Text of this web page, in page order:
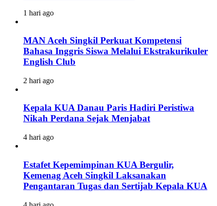
1 hari ago
MAN Aceh Singkil Perkuat Kompetensi
Bahasa Inggris Siswa Melalui Ekstrakurikuler
English Club
2 hari ago
Kepala KUA Danau Paris Hadiri Peristiwa
Nikah Perdana Sejak Menjabat
4 hari ago
Estafet Kepemimpinan KUA Bergulir,
Kemenag Aceh Singkil Laksanakan
Pengantaran Tugas dan Sertijab Kepala KUA